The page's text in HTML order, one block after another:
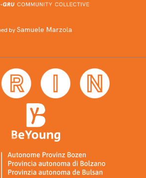
bySamuele Marzola